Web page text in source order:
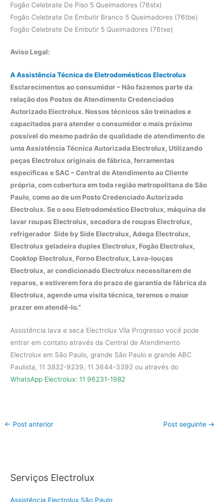
Fogão Celebrate De Piso 5 Queimadores (76stx)
Fogão Celebrate De Embutir Branco 5 Queimadores (76tbe)
Fogão Celebrate De Embutir 5 Queimadores (76txe)
Aviso Legal:
A Assistência Técnica de Eletrodomésticos Electrolux
Esclarecimentos ao consumidor – Não fazemos parte da
relação dos Postos de Atendimento Credenciados
Autorizado Electrolux. Nossos técnicos são treinados e
capacitados para atender o consumidor o mais próximo
possível do mesmo padrão de qualidade de atendimento de
uma Assistência Técnica Autorizada Electrolux, Utilizando
peças Electrolux originais de fábrica, ferramentas
especificas e SAC – Central de Atendimento ao Cliente
própria, com cobertura em toda região metropolitana de São
Paulo, como ao de um Posto Credenciado Autorizado
Electrolux. Se o seu Eletrodoméstico Electrolux, máquina de
lavar roupas Electrolux, secadora de roupas Electrolux,
refrigerador Side by Side Electrolux, Adega Electrolux,
Electrolux geladeira duplex Electrolux, Fogão Electrolux,
Cooktop Electrolux, Forno Electrolux, Lava-louças
Electrolux, ar condicionado Electrolux necessitarem de
reparos, e estiverem fora do prazo de garantia de fábrica da
Electrolux, agende uma visita técnica, teremos o maior
prazer em atendê-lo.”
Assistência lava e seca Electrolux Vila Progresso você pode
entrar em contato através da Central de Atendimento
Electrolux em São Paulo, grande São Paulo e grande ABC
Paulista, 11 3832-9239, 11 3644-3392 ou através do
WhatsApp Electrolux: 11 96231-1982
← Post anterior Post seguinte →
Serviços Electrolux
Assistência Electrolux São Paulo